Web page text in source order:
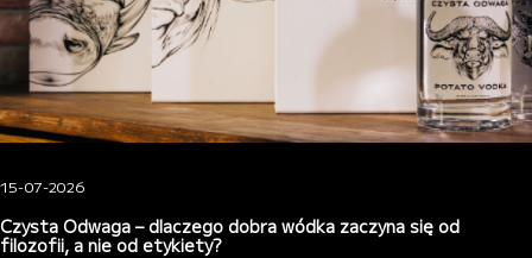
15-07-2026
Czysta Odwaga – dlaczego dobra wódka zaczyna się od
filozofii, a nie od etykiety?